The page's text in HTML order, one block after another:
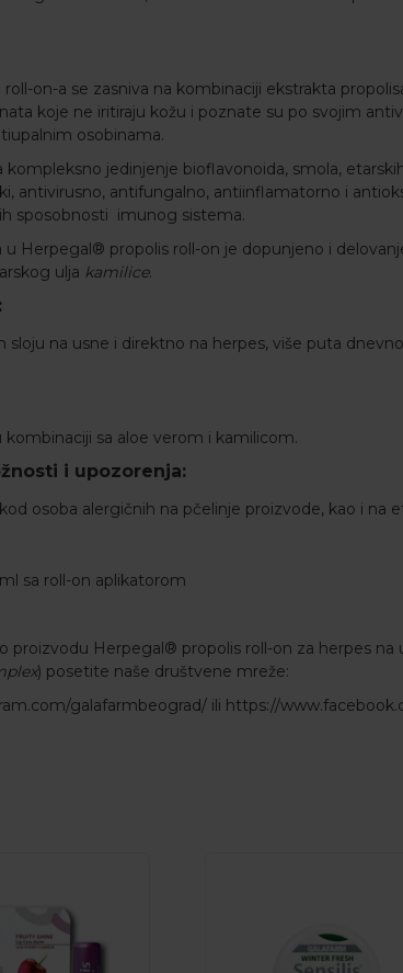
on-a se zasniva na kombinaciji ekstrakta
koje ne iritiraju kožu i poznate su po svojim
osobinama.
kompleksno jedinjenje bioflavonoida, smola,
antivirusno, antifungalno, antiinflamatorno i
sposobnosti imunog sistema.
u Herpegal® propolis roll-on je dopunjeno i
ulja kamilice.
sloju na usne i direktno na herpes, više puta
kombinaciji sa aloe verom i kamilicom.
i upozorenja:
osoba alergičnih na pčelinje proizvode, kao i na
sa roll-on aplikatorom
proizvodu Herpegal® propolis roll-on za herpes
) posetite naše društvene mreže:
galafarmbeograd/ ili https://